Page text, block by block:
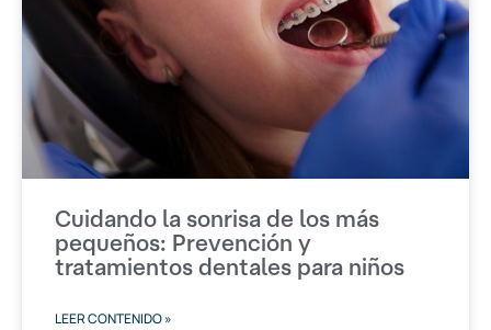
Cuidando la sonrisa de los más
pequeños: Prevención y
tratamientos dentales para niños
LEER CONTENIDO »